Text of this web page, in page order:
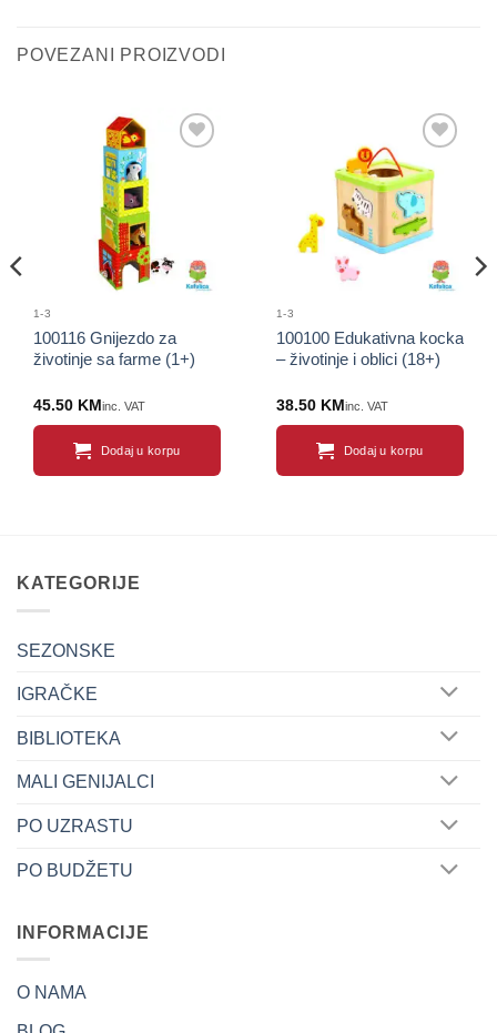
POVEZANI PROIZVODI
1-3
100116 Gnijezdo za
životinje sa farme (1+)
45.50 KM inc. VAT
Dodaj u korpu
Sačuvaj
proizvod
1-3
100100 Edukativna kocka
– životinje i oblici (18+)
38.50 KM inc. VAT
Dodaj u korpu
KATEGORIJE
SEZONSKE
IGRAČKE
BIBLIOTEKA
MALI GENIJALCI
PO UZRASTU
PO BUDŽETU
INFORMACIJE
O NAMA